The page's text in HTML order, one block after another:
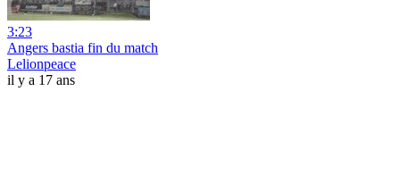
3:23
Angers bastia fin du match
Lelionpeace
il y a 17 ans